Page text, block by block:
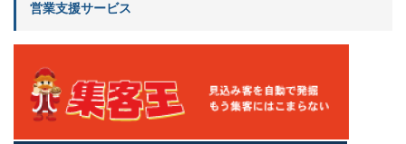
営業支援サービス